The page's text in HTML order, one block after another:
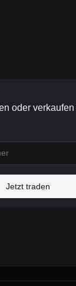
oder verkaufen
Jetzt traden